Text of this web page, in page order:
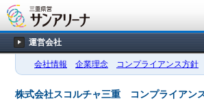
運営会社
会社情報 企業理念 コンプライアンス方針
株式会社スコルチャ三重 コンプライアン